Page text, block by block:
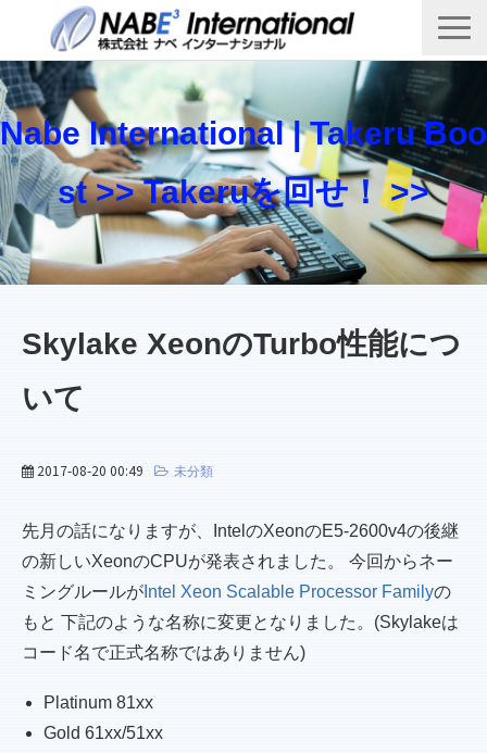
製品・サービス一覧
Takeru Boost 技術情報ブログ
会社概要
お問い合わせ
Nabe International | Takeru Boo
st >> Takeruを回せ！ >>
Skylake XeonのTurbo性能につ
いて
2017-08-20 00:49 未分類
先月の話になりますが、IntelのXeonのE5-2600v4の後継
の新しいXeonのCPUが発表されました。 今回からネー
ミングルールが Intel Xeon Scalable Processor Familyの
もと 下記のような名称に変更となりました。(Skylakeは
コード名で正式名称ではありません)
Platinum 81xx
Gold 61xx/51xx